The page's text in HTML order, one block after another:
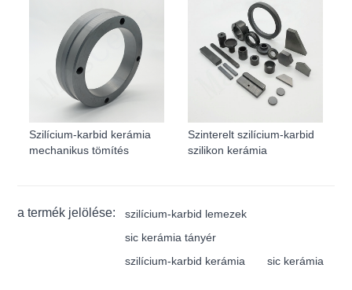
Szilícium-karbid kerámia
mechanikus tömítés
Szinterelt szilícium-karbid
szilikon kerámia
a termék jelölése:
szilícium-karbid lemezek
sic kerámia tányér
szilícium-karbid kerámia
sic kerámia